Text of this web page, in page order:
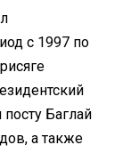
с 1997 по
Баглай
а также